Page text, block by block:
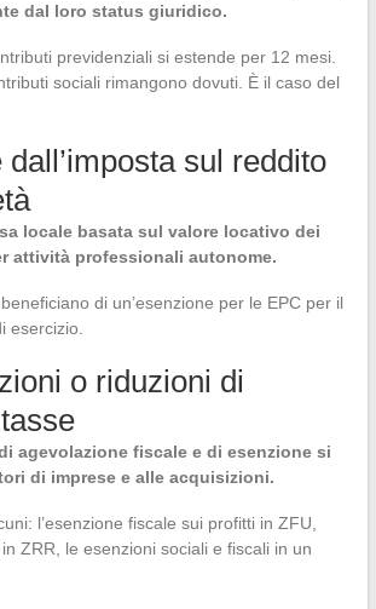
dal loro status giuridico.
previdenziali si estende per 12 mesi.
sociali rimangono dovuti. È il caso del
dall’imposta sul reddito
locale basata sul valore locativo dei
attività professionali autonome.
di un’esenzione per le EPC per il
esercizio.
o riduzioni di
agevolazione fiscale e di esenzione si
di imprese e alle acquisizioni.
l’esenzione fiscale sui profitti in ZFU,
in ZRR, le esenzioni sociali e fiscali in un